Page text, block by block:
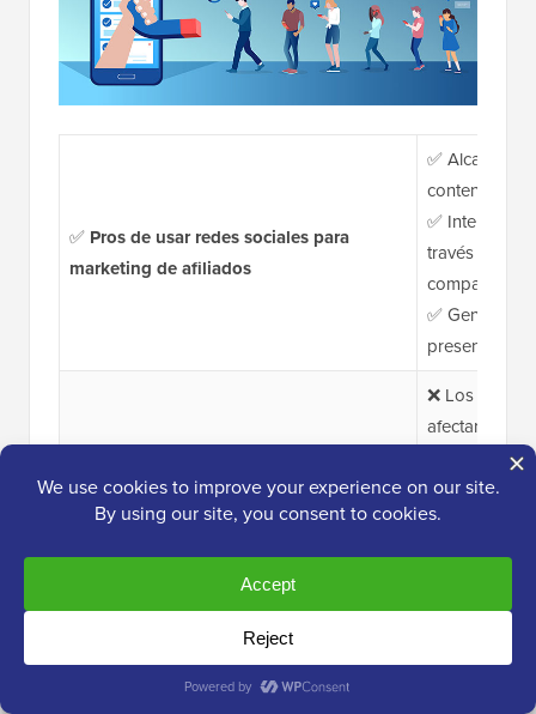
✅ Pros de usar redes sociales para
marketing de afiliados
✅ Alcance
contenido se
✅
través de
compartidos
✅ Genial
presencia de
marketing de afiliados
❌ Los
afectar la
❌ Ciclo de
comparación
❌ Requiere
mantenerse
Precios
Los costos